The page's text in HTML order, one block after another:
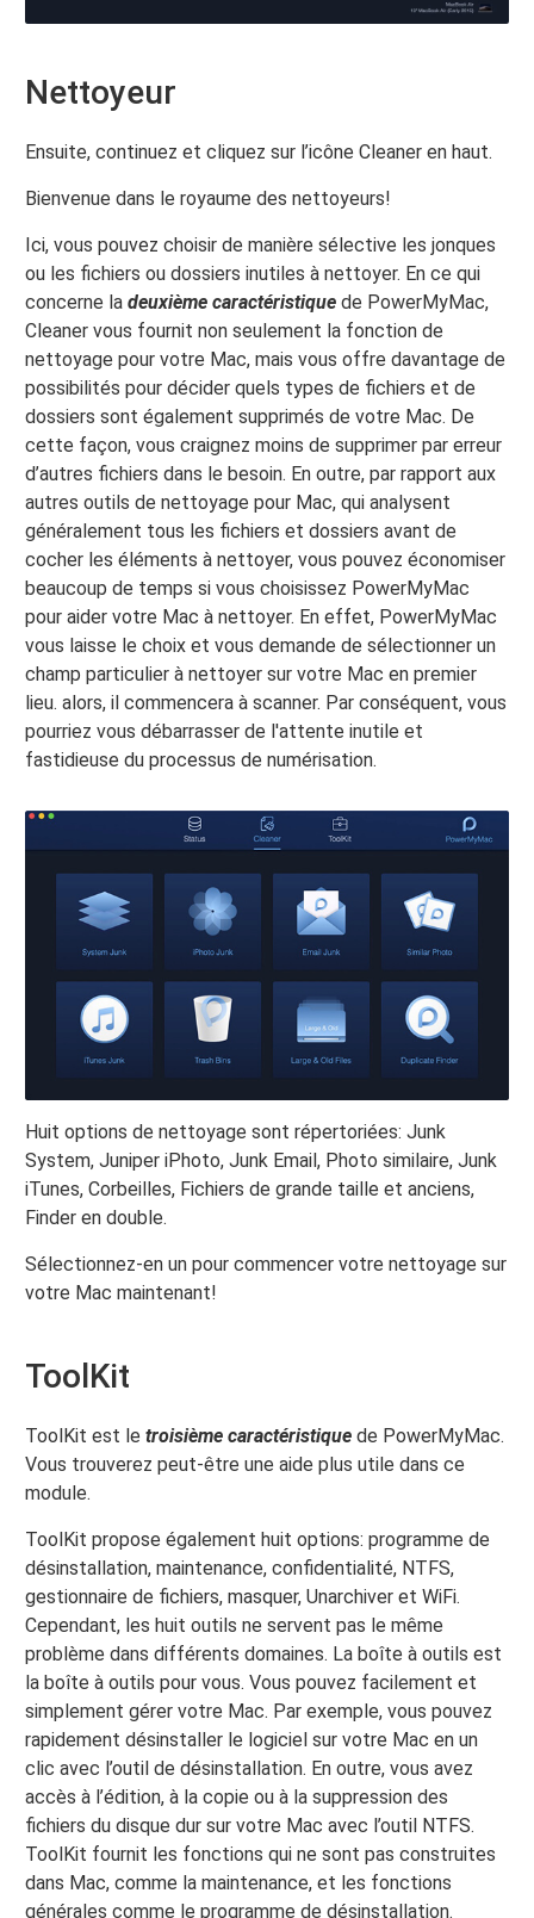
Nettoyeur
Ensuite, continuez et cliquez sur l’icône Cleaner en haut.
Bienvenue dans le royaume des nettoyeurs!
Ici, vous pouvez choisir de manière sélective les jonques
ou les fichiers ou dossiers inutiles à nettoyer. En ce qui
concerne ladeuxième caractéristiquede PowerMyMac,
Cleaner vous fournit non seulement la fonction de
nettoyage pour votre Mac, mais vous offre davantage de
possibilités pour décider quels types de fichiers et de
dossiers sont également supprimés de votre Mac. De
cette façon, vous craignez moins de supprimer par erreur
d’autres fichiers dans le besoin. En outre, par rapport aux
autres outils de nettoyage pour Mac, qui analysent
généralement tous les fichiers et dossiers avant de
cocher les éléments à nettoyer, vous pouvez économiser
beaucoup de temps si vous choisissez PowerMyMac
pour aider votre Mac à nettoyer. En effet, PowerMyMac
vous laisse le choix et vous demande de sélectionner un
champ particulier à nettoyer sur votre Mac en premier
lieu. alors, il commencera à scanner. Par conséquent, vous
pourriez vous débarrasser de l'attente inutile et
fastidieuse du processus de numérisation.
Huit options de nettoyage sont répertoriées: Junk
System, Juniper iPhoto, Junk Email, Photo similaire, Junk
iTunes, Corbeilles, Fichiers de grande taille et anciens,
Finder en double.
Sélectionnez-en un pour commencer votre nettoyage sur
votre Mac maintenant!
ToolKit
ToolKit est letroisième caractéristiquede PowerMyMac.
Vous trouverez peut-être une aide plus utile dans ce
module.
ToolKit propose également huit options: programme de
désinstallation, maintenance, confidentialité, NTFS,
gestionnaire de fichiers, masquer, Unarchiver et WiFi.
Cependant, les huit outils ne servent pas le même
problème dans différents domaines. La boîte à outils est
la boîte à outils pour vous. Vous pouvez facilement et
simplement gérer votre Mac. Par exemple, vous pouvez
rapidement désinstaller le logiciel sur votre Mac en un
clic avec l’outil de désinstallation. En outre, vous avez
accès à l’édition, à la copie ou à la suppression des
fichiers du disque dur sur votre Mac avec l’outil NTFS.
ToolKit fournit les fonctions qui ne sont pas construites
dans Mac, comme la maintenance, et les fonctions
générales comme le programme de désinstallation.